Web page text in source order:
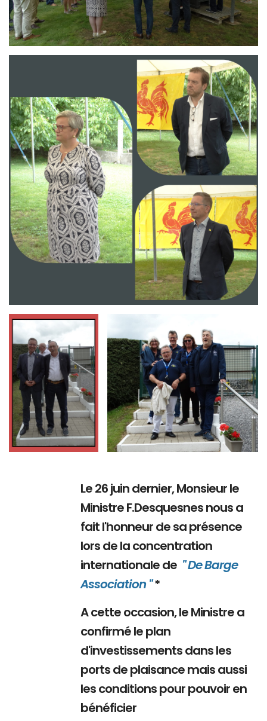
Branding
ARMCHAIR ARMCHAIR
Le 26 juin dernier, Monsieur le
Ministre F.Desquesnes nous a
fait l'honneur de sa présence
lors de la concentration
internationale de " De Barge
Association "*
A cette occasion, le Ministre a
confirmé le plan
d'investissements dans les
ports de plaisance mais aussi
les conditions pour pouvoir en
bénéficier